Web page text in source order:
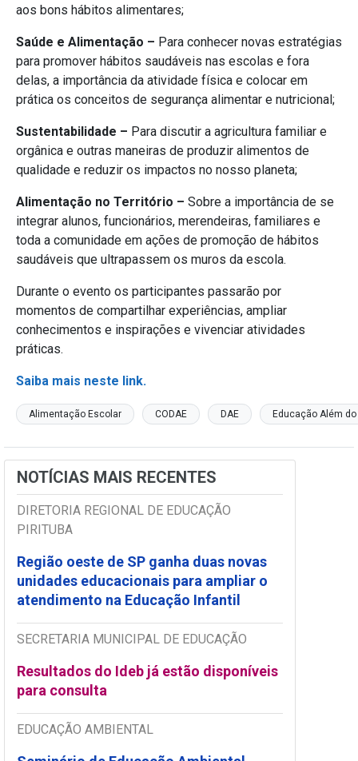
aos bons hábitos alimentares;
Saúde e Alimentação – Para conhecer novas estratégias
para promover hábitos saudáveis nas escolas e fora
delas, a importância da atividade física e colocar em
prática os conceitos de segurança alimentar e nutricional;
Sustentabilidade – Para discutir a agricultura familiar e
orgânica e outras maneiras de produzir alimentos de
qualidade e reduzir os impactos no nosso planeta;
Alimentação no Território – Sobre a importância de se
integrar alunos, funcionários, merendeiras, familiares e
toda a comunidade em ações de promoção de hábitos
saudáveis que ultrapassem os muros da escola.
Durante o evento os participantes passarão por
momentos de compartilhar experiências, ampliar
conhecimentos e inspirações e vivenciar atividades
práticas.
Saiba mais neste link.
Alimentação Escolar CODAE DAE Educação Além
NOTÍCIAS MAIS RECENTES
DIRETORIA REGIONAL DE EDUCAÇÃO
PIRITUBA
Região oeste de SP ganha duas novas
unidades educacionais para ampliar o
atendimento na Educação Infantil
SECRETARIA MUNICIPAL DE EDUCAÇÃO
Resultados do Ideb já estão disponíveis
para consulta
EDUCAÇÃO AMBIENTAL